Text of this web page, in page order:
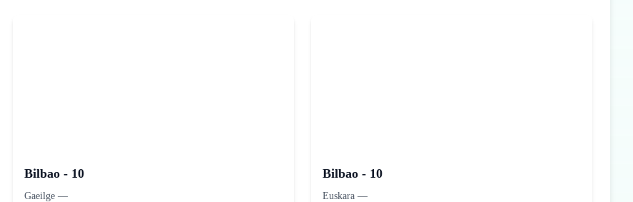
Bilbao - 10
Gaeilge —
Bilbao - 10
Euskara —